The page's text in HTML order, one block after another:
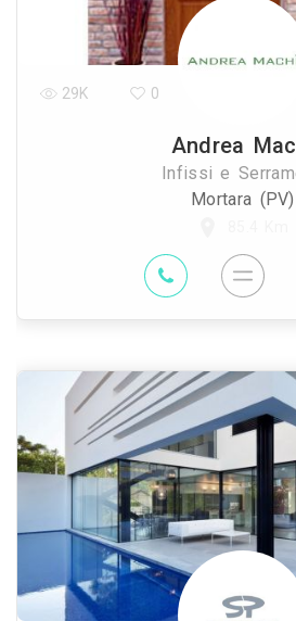
Andrea
Infissi e
Mortara (PV)
29K 0